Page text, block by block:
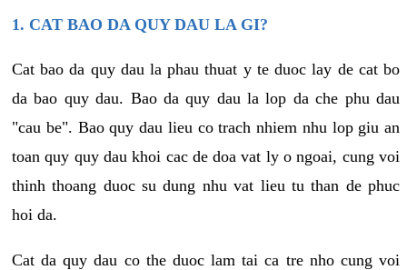
1. CAT BAO DA QUY DAU LA GI?
Cat bao da quy dau la phau thuat y te duoc lay de cat bo
da bao quy dau. Bao da quy dau la lop da che phu dau
"cau be". Bao quy dau lieu co trach nhiem nhu lop giu an
toan quy quy dau khoi cac de doa vat ly o ngoai, cung voi
thinh thoang duoc su dung nhu vat lieu tu than de phuc
hoi da.
Cat da quy dau co the duoc lam tai ca tre nho cung voi